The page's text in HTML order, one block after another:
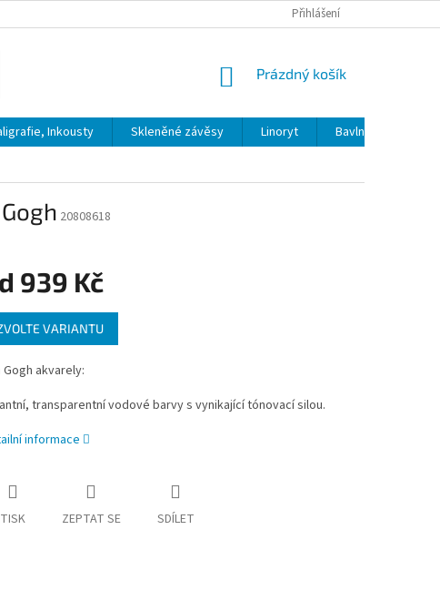
Přihlášení
NÁKUPNÍ
Prázdný košík
Inkousty Skleněné závěsy Linoryt Bavlna
20808618
939 Kč
VARIANTU
Gogh akvarely:
transparentní vodové barvy s vynikající tónovací silou.
informace
TISK ZEPTAT SE SDÍLET